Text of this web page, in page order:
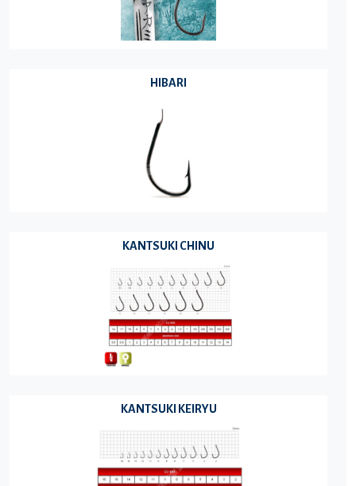
HIBARI
KANTSUKI CHINU
KANTSUKI KEIRYU